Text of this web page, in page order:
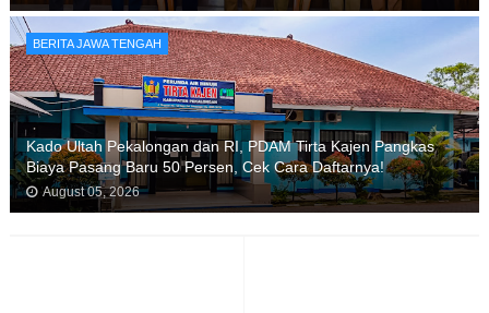
BERITA JAWA TENGAH
Kado Ultah Pekalongan dan RI, PDAM Tirta Kajen Pangkas
Biaya Pasang Baru 50 Persen, Cek Cara Daftarnya!
August 05, 2026